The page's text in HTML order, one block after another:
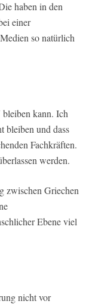
haben in den
einer
so natürlich
kann. Ich
bleiben und dass
Fachkräften.
werden.
zwischen Griechen
Ebene viel
nicht vor